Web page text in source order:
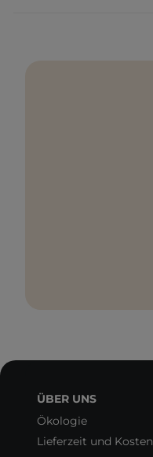
ÜBER UNS
Ökologie
Lieferzeit und Kosten